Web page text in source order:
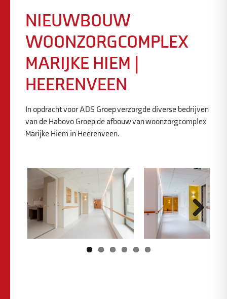
NIEUWBOUW
WOONZORGCOMPLEX
MARIJKE HIEM |
HEERENVEEN
In opdracht voor ADS Groep verzorgde diverse bedrijven
van de Habovo Groep de afbouw van woonzorgcomplex
Marijke Hiem in Heerenveen.
Previous Next